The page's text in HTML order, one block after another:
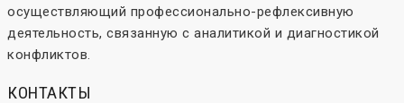
осуществляющий профессионально-рефлексивную
деятельность, связанную с аналитикой и диагностикой
конфликтов.
КОНТАКТЫ